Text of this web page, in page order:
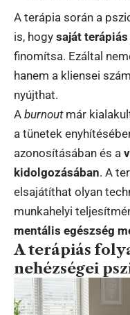
A terápia során a
is, hogy saját
finomítsa. Ezáltal
hanem a kliensei
nyújthat.
A burnoutmár
a tünetek
azonosításában és a
kidolgozásában. A
elsajátíthat olyan
munkahelyi
mentális egészség
A terápiás
nehézségei